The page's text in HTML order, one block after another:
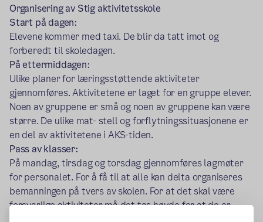
Organisering av Stig aktivitetsskole
Start på dagen:
Elevene kommer med taxi. De blir da tatt imot og
forberedt til skoledagen.
På ettermiddagen:
Ulike planer for læringsstøttende aktiviteter
gjennomføres. Aktivitetene er laget for en gruppe elever.
Noen av gruppene er små og noen av gruppene kan være
større. De ulike mat- stell og forflytningssituasjonene er
en del av aktivitetene i AKS-tiden.
Pass av klasser:
På mandag, tirsdag og torsdag gjennomføres lagmøter
for personalet. For å få til at alle kan delta organiseres
bemanningen på tvers av skolen. For at det skal være
forsvarlige aktiviteter må det tas høyde for at de er